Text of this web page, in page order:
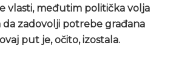
vlasti, međutim politička volja
da zadovolji potrebe građana
put je, očito, izostala.